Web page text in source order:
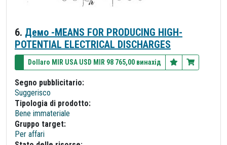
6. Демо -MEANS FOR PRODUCING HIGH-
POTENTIAL ELECTRICAL DISCHARGES
Dollaro MIR USA USD MIR 98 765,00 винахід
Segno pubblicitario:
Suggerisco
Tipologia di prodotto:
Bene immateriale
Gruppo target:
Per affari